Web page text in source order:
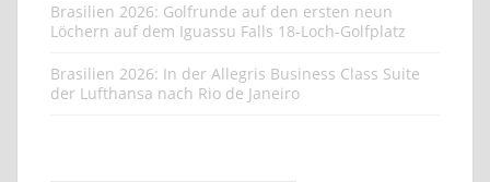
Brasilien 2026: Golfrunde auf den ersten neun
Löchern auf dem Iguassu Falls 18-Loch-Golfplatz
Brasilien 2026: In der Allegris Business Class Suite
der Lufthansa nach Rio de Janeiro